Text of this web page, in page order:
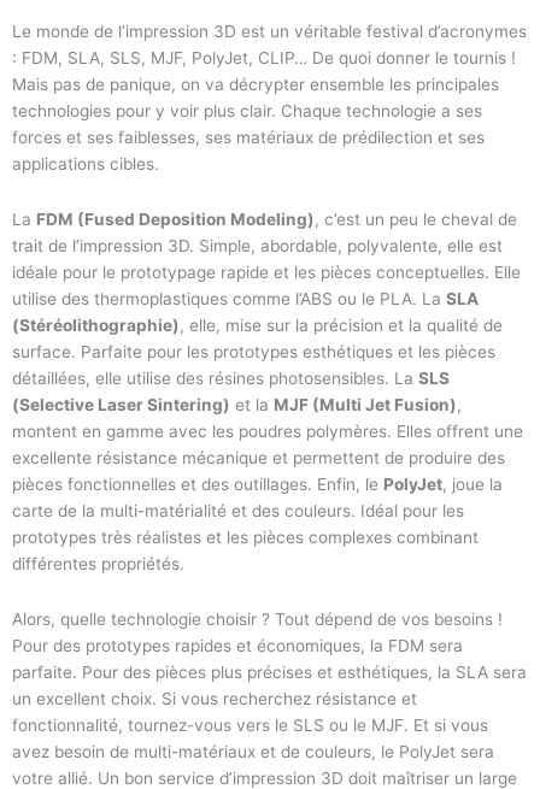
Le monde de l’impression 3D est un véritable festival d’acronymes
: FDM, SLA, SLS, MJF, PolyJet, CLIP… De quoi donner le tournis !
Mais pas de panique, on va décrypter ensemble les principales
technologies pour y voir plus clair. Chaque technologie a ses
forces et ses faiblesses, ses matériaux de prédilection et ses
applications cibles.
La FDM (Fused Deposition Modeling), c’est un peu le cheval de
trait de l’impression 3D. Simple, abordable, polyvalente, elle est
idéale pour le prototypage rapide et les pièces conceptuelles. Elle
utilise des thermoplastiques comme l’ABS ou le PLA. La SLA
(Stéréolithographie), elle, mise sur la précision et la qualité de
surface. Parfaite pour les prototypes esthétiques et les pièces
détaillées, elle utilise des résines photosensibles. La SLS
(Selective Laser Sintering) et la MJF (Multi Jet Fusion),
montent en gamme avec les poudres polymères. Elles offrent une
excellente résistance mécanique et permettent de produire des
pièces fonctionnelles et des outillages. Enfin, le PolyJet, joue la
carte de la multi-matérialité et des couleurs. Idéal pour les
prototypes très réalistes et les pièces complexes combinant
différentes propriétés.
Alors, quelle technologie choisir ? Tout dépend de vos besoins !
Pour des prototypes rapides et économiques, la FDM sera
parfaite. Pour des pièces plus précises et esthétiques, la SLA sera
un excellent choix. Si vous recherchez résistance et
fonctionnalité, tournez-vous vers le SLS ou le MJF. Et si vous
avez besoin de multi-matériaux et de couleurs, le PolyJet sera
votre allié. Un bon service d’impression 3D doit maîtriser un large